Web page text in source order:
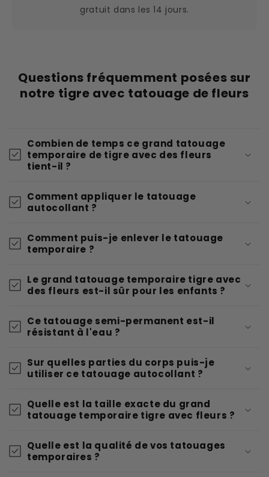
gratuit dans les 14 jours.
Questions fréquemment posées sur
notre tigre avec tatouage de fleurs
Combien de temps ce grand tatouage
temporaire de tigre avec des fleurs
tient-il ?
Comment appliquer le tatouage
autocollant ?
Comment puis-je enlever le tatouage
temporaire ?
Le grand tatouage temporaire tigre avec
des fleurs est-il sûr pour les enfants ?
Ce tatouage semi-permanent est-il
résistant à l'eau ?
Sur quelles parties du corps puis-je
utiliser ce tatouage autocollant ?
Quelle est la taille exacte du grand
tatouage temporaire tigre avec fleurs ?
Quelle est la qualité de vos tatouages
temporaires ?